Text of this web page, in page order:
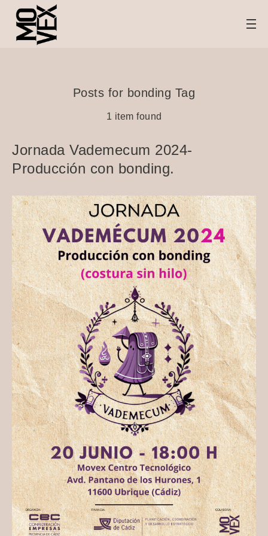
Posts for bonding Tag
1 item found
Jornada Vademecum 2024-
Producción con bonding.